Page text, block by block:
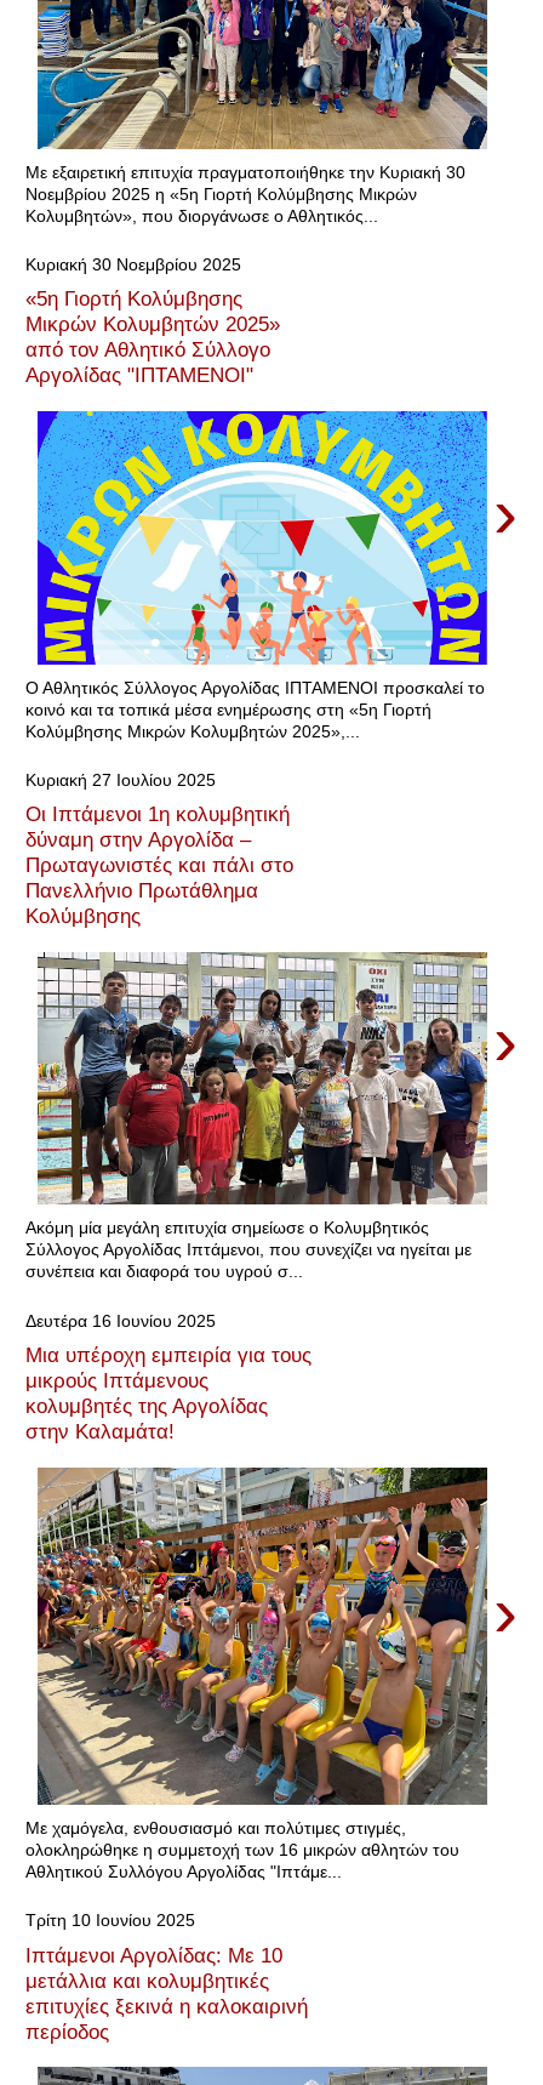
Με εξαιρετική επιτυχία πραγματοποιήθηκε την Κυριακή 30
Νοεμβρίου 2025 η «5η Γιορτή Κολύμβησης Μικρών
Κολυμβητών», που διοργάνωσε ο Αθλητικός...
Κυριακή 30 Νοεμβρίου 2025
«5η Γιορτή Κολύμβησης
Μικρών Κολυμβητών 2025»
από τον Αθλητικό Σύλλογο
Αργολίδας "ΙΠΤΑΜΕΝΟΙ"
›
Ο Αθλητικός Σύλλογος Αργολίδας ΙΠΤΑΜΕΝΟΙ προσκαλεί το
κοινό και τα τοπικά μέσα ενημέρωσης στη «5η Γιορτή
Κολύμβησης Μικρών Κολυμβητών 2025»,...
Κυριακή 27 Ιουλίου 2025
Οι Ιπτάμενοι 1η κολυμβητική
δύναμη στην Αργολίδα –
Πρωταγωνιστές και πάλι στο
Πανελλήνιο Πρωτάθλημα
Κολύμβησης
›
Ακόμη μία μεγάλη επιτυχία σημείωσε ο Κολυμβητικός
Σύλλογος Αργολίδας Ιπτάμενοι, που συνεχίζει να ηγείται με
συνέπεια και διαφορά του υγρού σ...
Δευτέρα 16 Ιουνίου 2025
Μια υπέροχη εμπειρία για τους
μικρούς Ιπτάμενους
κολυμβητές της Αργολίδας
στην Καλαμάτα!
›
Με χαμόγελα, ενθουσιασμό και πολύτιμες στιγμές,
ολοκληρώθηκε η συμμετοχή των 16 μικρών αθλητών του
Αθλητικού Συλλόγου Αργολίδας "Ιπτάμε...
Τρίτη 10 Ιουνίου 2025
Ιπτάμενοι Αργολίδας: Με 10
μετάλλια και κολυμβητικές
επιτυχίες ξεκινά η καλοκαιρινή
περίοδος